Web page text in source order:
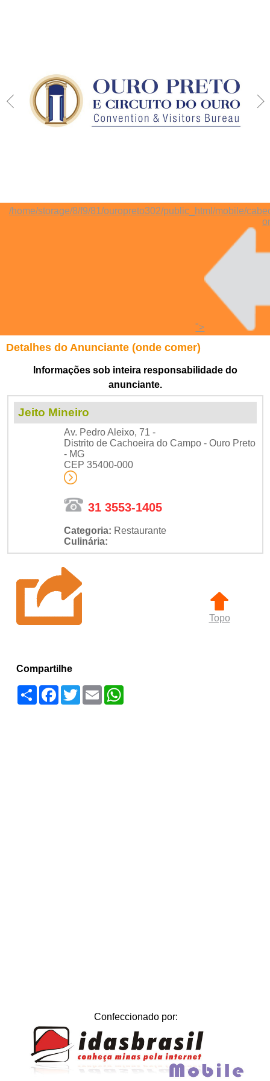
/home/storage/8/f9/81/ouropreto302/public_html/mobile/
">
Detalhes do Anunciante (onde comer)
Informações sob inteira responsabilidade do
anunciante.
Jeito Mineiro
Av. Pedro Aleixo, 71 -
Distrito de Cachoeira do Campo - Ouro Preto
- MG
CEP 35400-000
31 3553-1405
Categoria: Restaurante
Culinária:
Topo
Compartilhe
Compartilhar
Facebook
TwitterEmailWhatsApp
Confeccionado por: